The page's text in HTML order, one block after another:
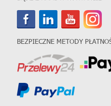
BEZPIECZNE METODY